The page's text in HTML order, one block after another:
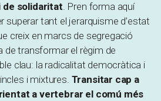
de solidaritat. Pren forma aquí
superar tant el jerarquisme d’estat
creix en marcs de segregació
de transformar el règim de
clau: la radicalitat democràtica i
i mixtures. Transitar cap a
a vertebrar el comú més